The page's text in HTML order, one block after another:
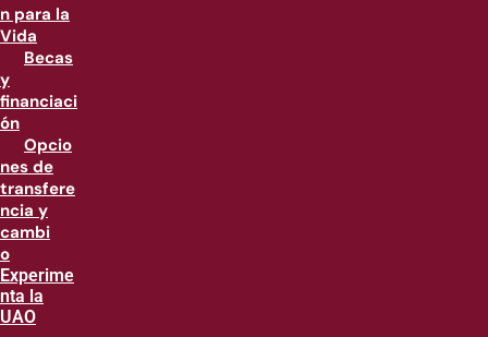
n para la
Vida
Becas
y
financiaci
ón
Opcio
nes de
transfere
ncia y
cambi
o
Experime
nta la
UAO